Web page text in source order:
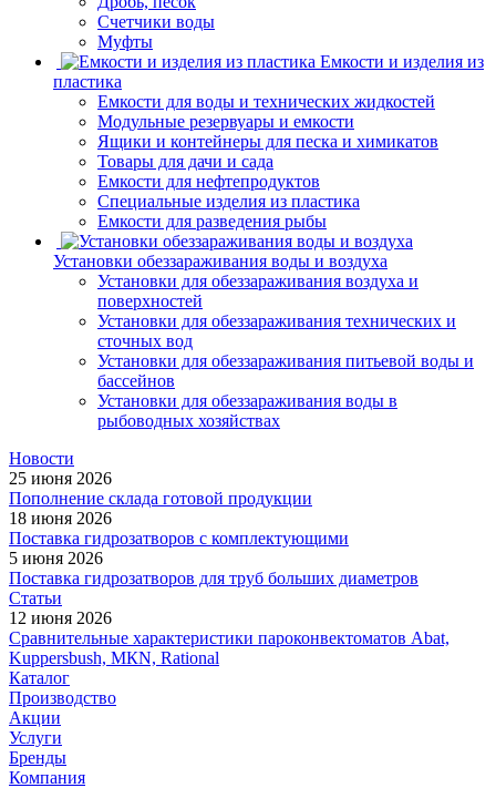
Счетчики воды
Муфты
Емкости и изделия из
пластика
Емкости для воды и технических жидкостей
Модульные резервуары и емкости
Ящики и контейнеры для песка и химикатов
Товары для дачи и сада
Емкости для нефтепродуктов
Специальные изделия из пластика
Емкости для разведения рыбы
Установки обеззараживания воды и воздуха
Установки для обеззараживания воздуха и
поверхностей
Установки для обеззараживания технических и
сточных вод
Установки для обеззараживания питьевой воды и
бассейнов
Установки для обеззараживания воды в
рыбоводных хозяйствах
Новости
25 июня 2026
Пополнение склада готовой продукции
18 июня 2026
Поставка гидрозатворов с комплектующими
5 июня 2026
Поставка гидрозатворов для труб больших диаметров
Статьи
12 июня 2026
Сравнительные характеристики пароконвектоматов Abat,
Kuppersbush, МКN, Rational
Каталог
Производство
Акции
Услуги
Бренды
Компания